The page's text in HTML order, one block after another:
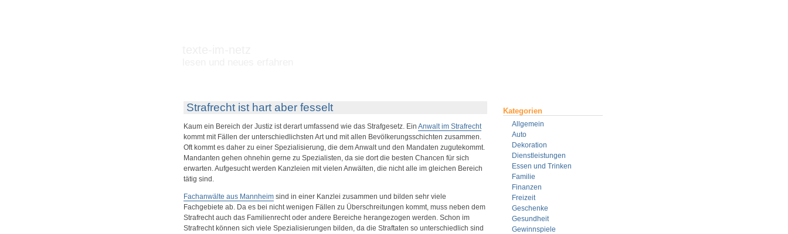
Kategorien
Allgemein
Auto
Dekoration
Dienstleistungen
Essen und Trinken
Familie
Finanzen
Freizeit
Geschenke
Gesundheit
Gewinnspiele
Strafrecht ist hart aber fesselt
Kaum ein Bereich der Justiz ist derart umfassend wie das Strafgesetz. Ein Anwalt im Strafrecht
kommt mit Fällen der unterschiedlichsten Art und mit allen Bevölkerungsschichten zusammen.
Oft kommt es daher zu einer Spezialisierung, die dem Anwalt und den Mandaten zugutekommt.
Mandanten gehen ohnehin gerne zu Spezialisten, da sie dort die besten Chancen für sich
erwarten. Aufgesucht werden Kanzleien mit vielen Anwälten, die nicht alle im gleichen Bereich
tätig sind.
Fachanwälte aus Mannheimsind in einer Kanzlei zusammen und bilden sehr viele
Fachgebiete ab. Da es bei nicht wenigen Fällen zu Überschreitungen kommt, muss neben dem
Strafrecht auch das Familienrecht oder andere Bereiche herangezogen werden. Schon im
Strafrecht können sich viele Spezialisierungen bilden, da die Straftaten so unterschiedlich sind